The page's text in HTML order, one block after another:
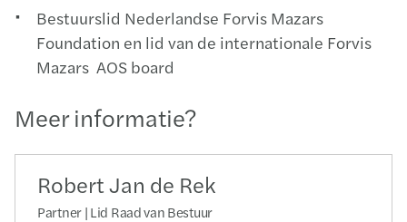
Bestuurslid Nederlandse Forvis Mazars
Foundation en lid van de internationale Forvis
Mazars AOS board
Meer informatie?
Robert Jan de Rek
Partner | Lid Raad van Bestuur